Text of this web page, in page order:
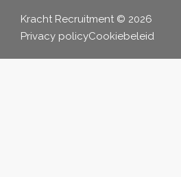
Kracht Recruitment © 2026
Privacy policyCookiebeleid